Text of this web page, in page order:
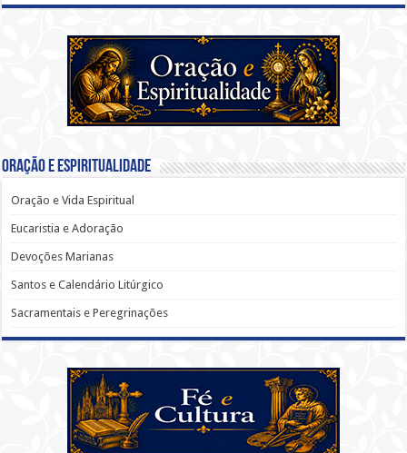
Oração e Espiritualidade
Oração e Vida Espiritual
Eucaristia e Adoração
Devoções Marianas
Santos e Calendário Litúrgico
Sacramentais e Peregrinações